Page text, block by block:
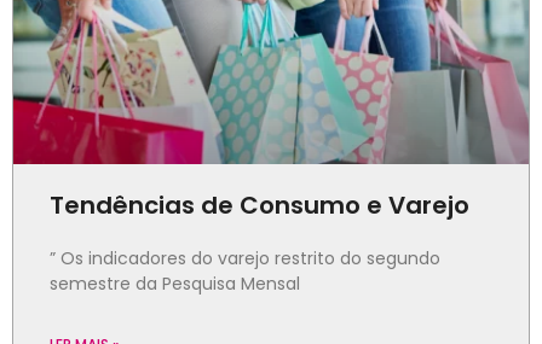
Tendências de Consumo e Varejo
” Os indicadores do varejo restrito do segundo
semestre da Pesquisa Mensal